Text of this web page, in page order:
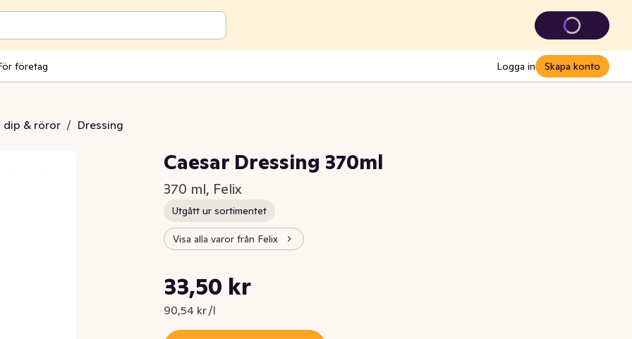
företag Logga in Skapa konto
dip & röror / Dressing
Caesar Dressing 370ml
370 ml, Felix
Utgått ur sortimentet
Visa alla varor från Felix
Nuvarande pris är: 33,50 kr
33,50 kr
90,54 kr /l
Styckpris: 90,54 kr /l